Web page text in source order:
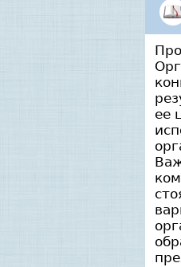
ее